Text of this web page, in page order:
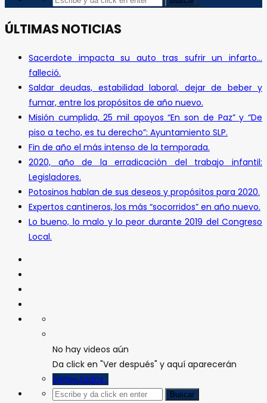
ÚLTIMAS NOTICIAS
Sacerdote impacta su auto tras sufrir un infarto…
falleció.
Saldar deudas, estabilidad laboral, dejar de beber y
fumar, entre los propósitos de año nuevo.
Misión cumplida, 25 mil apoyos “En son de Paz” y “De
piso a techo, es tu derecho”: Ayuntamiento SLP.
Fin de año el más intenso de la temporada.
2020, año de la erradicación del trabajo infantil:
Legisladores.
Potosinos hablan de sus deseos y propósitos para 2020.
Expertos cantineros, los más “socorridos” en año nuevo.
Lo bueno, lo malo y lo peor durante 2019 del Congreso
Local.
No hay videos aún
Da click en "Ver después" y aquí aparecerán
Verlos todos